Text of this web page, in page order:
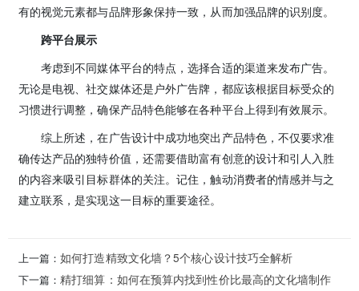
有的视觉元素都与品牌形象保持一致，从而加强品牌的识别度。
跨平台展示
考虑到不同媒体平台的特点，选择合适的渠道来发布广告。
无论是电视、社交媒体还是户外广告牌，都应该根据目标受众的
习惯进行调整，确保产品特色能够在各种平台上得到有效展示。
综上所述，在广告设计中成功地突出产品特色，不仅要求准
确传达产品的独特价值，还需要借助富有创意的设计和引人入胜
的内容来吸引目标群体的关注。记住，触动消费者的情感并与之
建立联系，是实现这一目标的重要途径。
上一篇：如何打造精致文化墙？5个核心设计技巧全解析
下一篇：精打细算：如何在预算内找到性价比最高的文化墙制作